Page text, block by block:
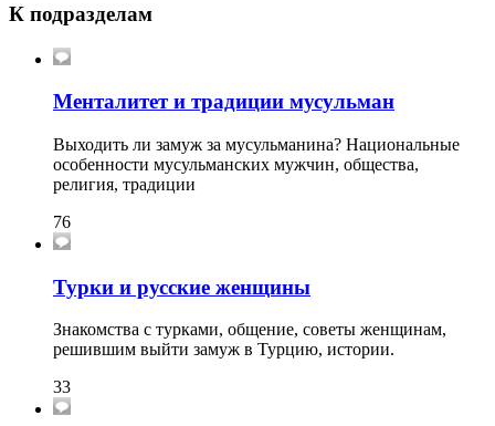
К подразделам
Менталитет и традиции мусульман
Выходить ли замуж за мусульманина? Национальные
особенности мусульманских мужчин, общества,
религия, традиции
76
Турки и русские женщины
Знакомства с турками, общение, советы женщинам,
решившим выйти замуж в Турцию, истории.
33